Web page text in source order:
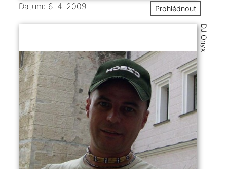
Datum: 6. 4. 2009 Prohlédnout
DJ Onyx